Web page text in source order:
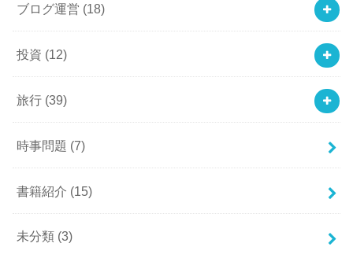
ブログ運営 (18)
投資 (12)
旅行 (39)
時事問題 (7)
書籍紹介 (15)
未分類 (3)